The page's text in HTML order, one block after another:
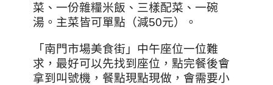
菜、一份雜糧米飯、三樣配菜、一碗
湯。主菜皆可單點（減50元）。
「南門市場美食街」中午座位一位難
求，最好可以先找到座位，點完餐後會
拿到叫號機，餐點現點現做，會需要小